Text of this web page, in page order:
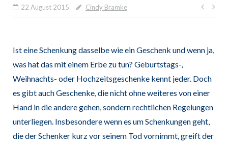
22 August 2015 Cindy Bramke
Ist eine Schenkung dasselbe wie ein Geschenk und wenn ja,
was hat das mit einem Erbe zu tun? Geburtstags-,
Weihnachts- oder Hochzeitsgeschenke kennt jeder. Doch
es gibt auch Geschenke, die nicht ohne weiteres von einer
Hand in die andere gehen, sondern rechtlichen Regelungen
unterliegen. Insbesondere wenn es um Schenkungen geht,
die der Schenker kurz vor seinem Tod vornimmt, greift der